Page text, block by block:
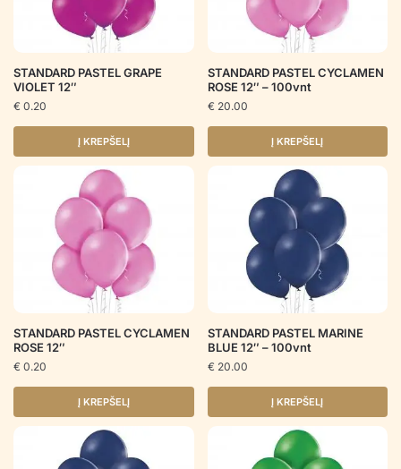
STANDARD PASTEL GRAPE
VIOLET 12″
€ 0.20
Į KREPŠELĮ
STANDARD PASTEL CYCLAMEN
ROSE 12″ – 100vnt
€ 20.00
Į KREPŠELĮ
STANDARD PASTEL CYCLAMEN
ROSE 12″
€ 0.20
Į KREPŠELĮ
STANDARD PASTEL MARINE
BLUE 12″ – 100vnt
€ 20.00
Į KREPŠELĮ